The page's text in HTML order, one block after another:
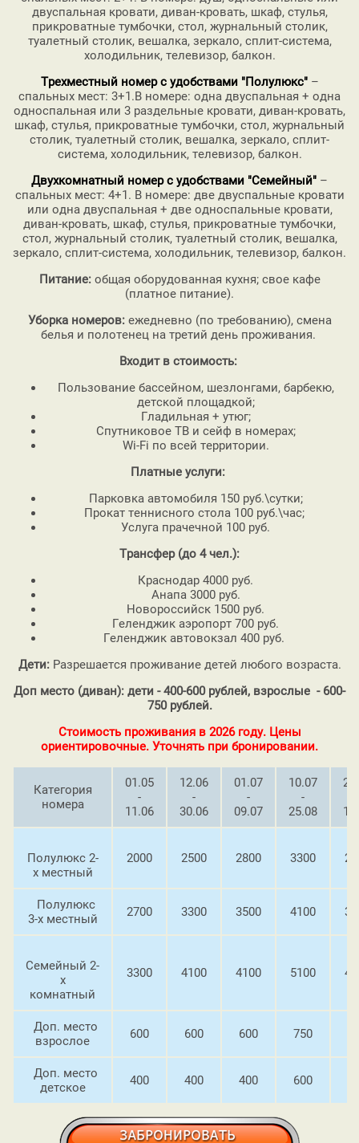
двуспальная кровати, диван-кровать, шкаф, стулья,
прикроватные тумбочки, стол, журнальный столик,
туалетный столик, вешалка, зеркало, сплит-система,
холодильник, телевизор, балкон.
Трехместный номер с удобствами "Полулюкс"–
спальных мест: 3+1.В номере: одна двуспальная + одна
односпальная или 3 раздельные кровати, диван-кровать,
шкаф, стулья, прикроватные тумбочки, стол, журнальный
столик, туалетный столик, вешалка, зеркало, сплит-
система, холодильник, телевизор, балкон.
Двухкомнатный номер с удобствами "Семейный" –
спальных мест: 4+1. В номере: две двуспальные кровати
или одна двуспальная + две односпальные кровати,
диван-кровать, шкаф, стулья, прикроватные тумбочки,
стол, журнальный столик, туалетный столик, вешалка,
зеркало, сплит-система, холодильник, телевизор, балкон.
Питание: общая оборудованная кухня; свое кафе
(платное питание).
Уборка номеров:ежедневно (по требованию), смена
белья и полотенец на третий день проживания.
Входит в стоимость:
Пользование бассейном, шезлонгами, барбекю,
детской площадкой;
Гладильная + утюг;
Спутниковое ТВ и сейф в номерах;
Wi-Fi по всей территории.
Платные услуги:
Парковка автомобиля 150 руб.\сутки;
Прокат теннисного стола 100 руб.\час;
Услуга прачечной 100 руб.
Трансфер (до 4 чел.):
Краснодар 4000 руб.
Анапа 3000 руб.
Новороссийск 1500 руб.
Геленджик аэропорт 700 руб.
Геленджик автовокзал 400 руб.
Дети:Разрешается проживание детей любого возраста.
Доп место (диван): дети - 400-600 рублей, взрослые - 600-
750 рублей.
Стоимость проживания в 2026 году. Цены
ориентировочные. Уточнять при бронировании.
Категория
номера
01.05
-
11.06
12.06
-
30.06
01.07
-
09.07
10.07
-
25.08
Полулюкс 2-
х местный
2000 2500 2800 3300
Полулюкс
3-х местный
2700 3300 3500 4100
Семейный 2-
х
комнатный
3300 4100 4100 5100
Доп. место
взрослое
600 600 600 750
Доп. место
детское
400 400 400 600